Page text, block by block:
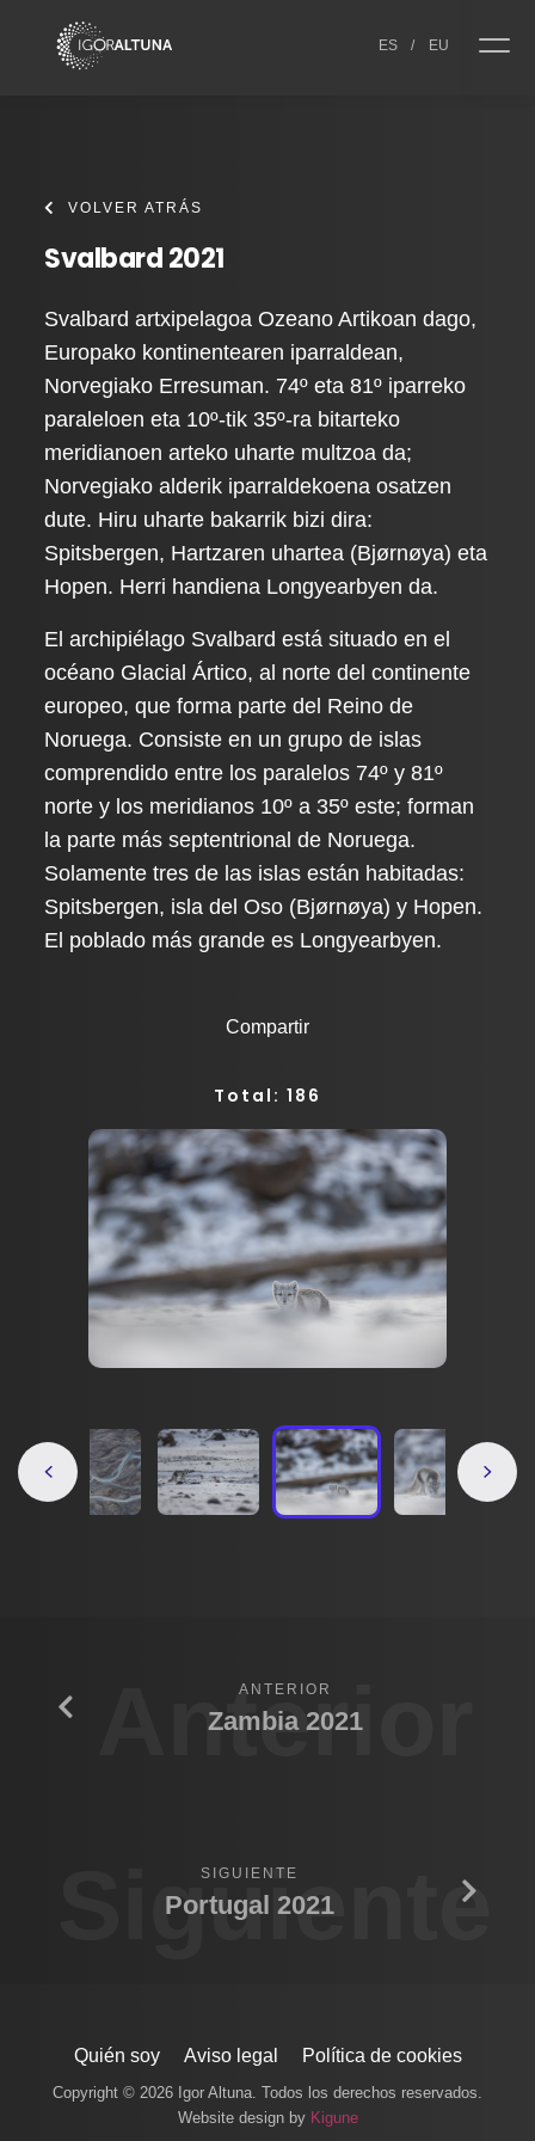
ES / EU
VOLVER ATRÁS
Svalbard 2021
Svalbard artxipelagoa Ozeano Artikoan dago,
Europako kontinentearen iparraldean,
Norvegiako Erresuman. 74º eta 81º iparreko
paraleloen eta 10º-tik 35º-ra bitarteko
meridianoen arteko uharte multzoa da;
Norvegiako alderik iparraldekoena osatzen
dute. Hiru uharte bakarrik bizi dira:
Spitsbergen, Hartzaren uhartea (Bjørnøya) eta
Hopen. Herri handiena Longyearbyen da.
El archipiélago Svalbard está situado en el
océano Glacial Ártico, al norte del continente
europeo, que forma parte del Reino de
Noruega. Consiste en un grupo de islas
comprendido entre los paralelos 74º y 81º
norte y los meridianos 10º a 35º este; forman
la parte más septentrional de Noruega.
Solamente tres de las islas están habitadas:
Spitsbergen, isla del Oso (Bjørnøya) y Hopen.
El poblado más grande es Longyearbyen.
Compartir
Total: 186
Anterior
ANTERIOR
Zambia 2021
Siguiente
SIGUIENTE
Portugal 2021
Quién soy Aviso legal Política de cookies
Copyright © 2026 Igor Altuna. Todos los derechos reservados.
Website design by Kigune